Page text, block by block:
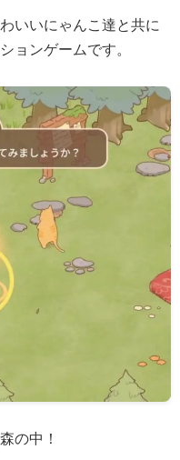
いいにゃんこ達と共に
ョンゲームです。
の中！